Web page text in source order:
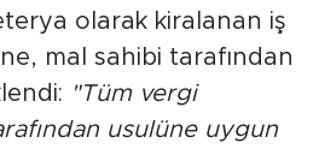
olarak kiralanan iş
mal sahibi tarafından
"Tüm vergi
usulüne uygun